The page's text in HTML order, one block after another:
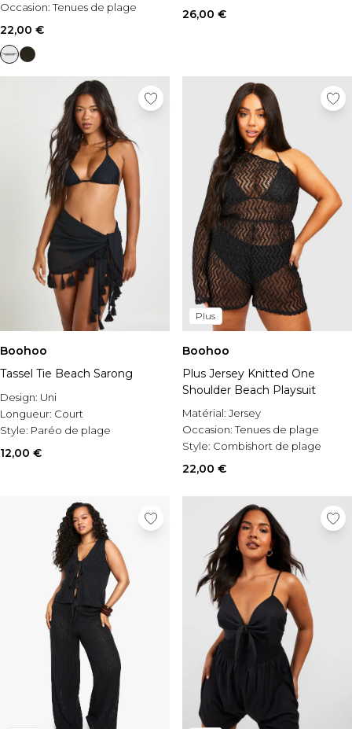
Occasion:Tenues de plage
22,00 €
26,00 €
Boohoo
Tassel Tie Beach Sarong
Design: Uni
Longueur: Court
Style: Paréo de plage
12,00 €
Plus
Boohoo
Plus Jersey Knitted One
Shoulder Beach Playsuit
Matérial: Jersey
Occasion:Tenues de plage
Style: Combishort de plage
22,00 €